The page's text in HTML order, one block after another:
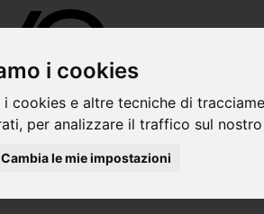
i cookies
i cookies e altre tecniche di
per analizzare il traffico sul
Cambia le mie impostazioni
> Avvocati borgoricco